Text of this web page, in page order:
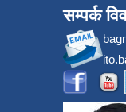
सम्पर्क